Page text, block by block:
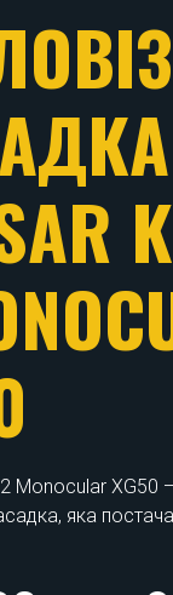
2 LRF XP60 – це
для
грн-